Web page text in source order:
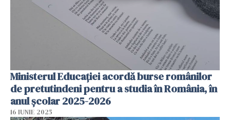
Ministerul Educației acordă burse românilor
de pretutindeni pentru a studia în România, în
anul școlar 2025-2026
16 IUNIE 2025